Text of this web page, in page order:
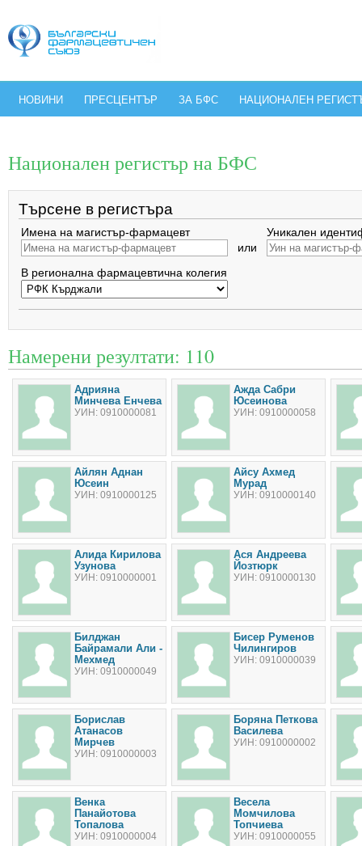
НОВИНИ ПРЕСЦЕНТЪР ЗА БФС НАЦИОНАЛЕН
Национален регистър на БФС
Търсене в регистъра
Имена на магистър-фармацевт
или
Уникален
В регионална фармацевтична колегия
Намерени резултати: 110
Адрияна
Минчева Енчева
УИН: 0910000081
Ажда Сабри
Юсеинова
УИН: 0910000058
Айлян Аднан
Юсеин
УИН: 0910000125
Айсу Ахмед
Мурад
УИН: 0910000140
Алида Кирилова
Узунова
УИН: 0910000001
Ася Андреева
Йозтюрк
УИН: 0910000130
Билджан
Байрамали Али -
Мехмед
УИН: 0910000049
Бисер Руменов
Чилингиров
УИН: 0910000039
Борислав
Атанасов
Мирчев
УИН: 0910000003
Боряна Петкова
Василева
УИН: 0910000002
Венка
Панайотова
Топалова
УИН: 0910000004
Весела
Момчилова
Топчиева
УИН: 0910000055